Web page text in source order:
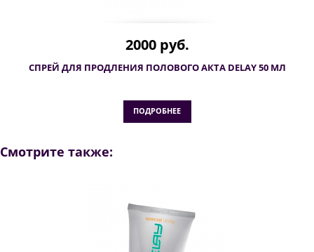
2000 руб.
СПРЕЙ ДЛЯ ПРОДЛЕНИЯ ПОЛОВОГО АКТА DELAY 50 МЛ
ПОДРОБНЕЕ
Смотрите также: